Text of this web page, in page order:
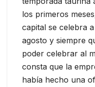
los primeros
capital se celebra
agosto y siempre
poder celebrar al
consta que la
había hecho una